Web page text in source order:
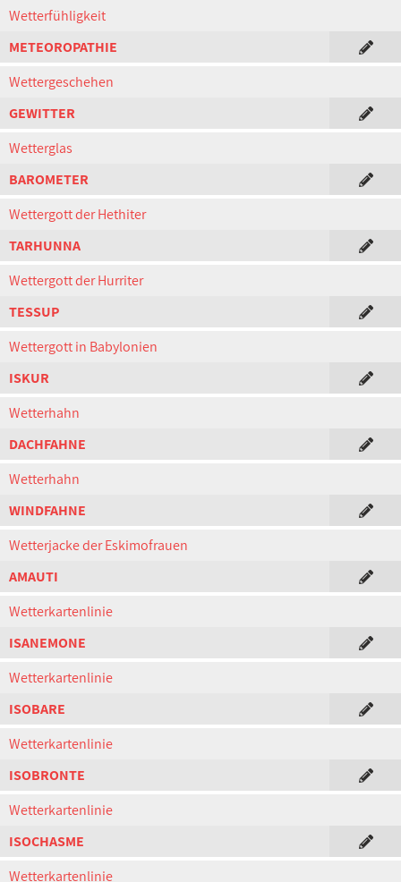
Wetterfühligkeit
METEOROPATHIE
Wettergeschehen
GEWITTER
Wetterglas
BAROMETER
Wettergott der Hethiter
TARHUNNA
Wettergott der Hurriter
TESSUP
Wettergott in Babylonien
ISKUR
Wetterhahn
DACHFAHNE
Wetterhahn
WINDFAHNE
Wetterjacke der Eskimofrauen
AMAUTI
Wetterkartenlinie
ISANEMONE
Wetterkartenlinie
ISOBARE
Wetterkartenlinie
ISOBRONTE
Wetterkartenlinie
ISOCHASME
Wetterkartenlinie